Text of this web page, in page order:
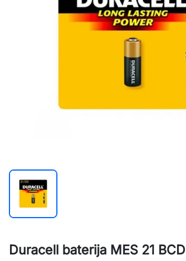
Duracell baterija MES 21 BCD